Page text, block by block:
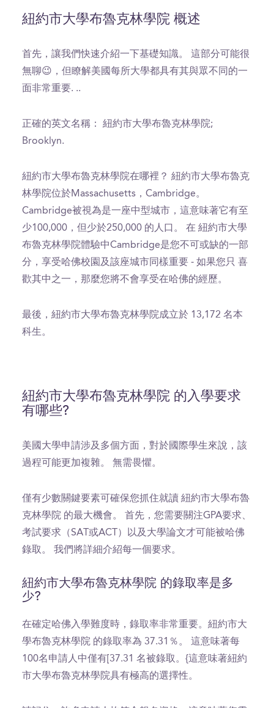
紐約市大學布魯克林學院 概述
首先，讓我們快速介紹一下基礎知識。 這部分可能很
無聊😉，但瞭解美國每所大學都具有其與眾不同的一
面非常重要. ..
正確的英文名稱： 紐約市大學布魯克林學院;
Brooklyn.
紐約市大學布魯克林學院在哪裡？ 紐約市大學布魯克
林學院位於Massachusetts，Cambridge。
Cambridge被視為是一座中型城市，這意味著它有至
少100,000，但少於250,000 的人口。 在 紐約市大學
布魯克林學院體驗中Cambridge是您不可或缺的一部
分，享受哈佛校園及該座城市同樣重要 - 如果您只 喜
歡其中之一，那麼您將不會享受在哈佛的經歷。
最後，紐約市大學布魯克林學院成立於 13,172 名本
科生。
紐約市大學布魯克林學院 的入學要求
有哪些?
美國大學申請涉及多個方面，對於國際學生來說，該
過程可能更加複雜。 無需畏懼。
僅有少數關鍵要素可確保您抓住就讀 紐約市大學布魯
克林學院 的最大機會。 首先，您需要關注GPA要求、
考試要求（SAT或ACT）以及大學論文才可能被哈佛
錄取。 我們將詳細介紹每一個要求。
紐約市大學布魯克林學院 的錄取率是多
少?
在確定哈佛入學難度時，錄取率非常重要。紐約市大
學布魯克林學院 的錄取率為 37.31％。 這意味著每
100名申請人中僅有[37.31 名被錄取。{這意味著紐約
市大學布魯克林學院具有極高的選擇性。